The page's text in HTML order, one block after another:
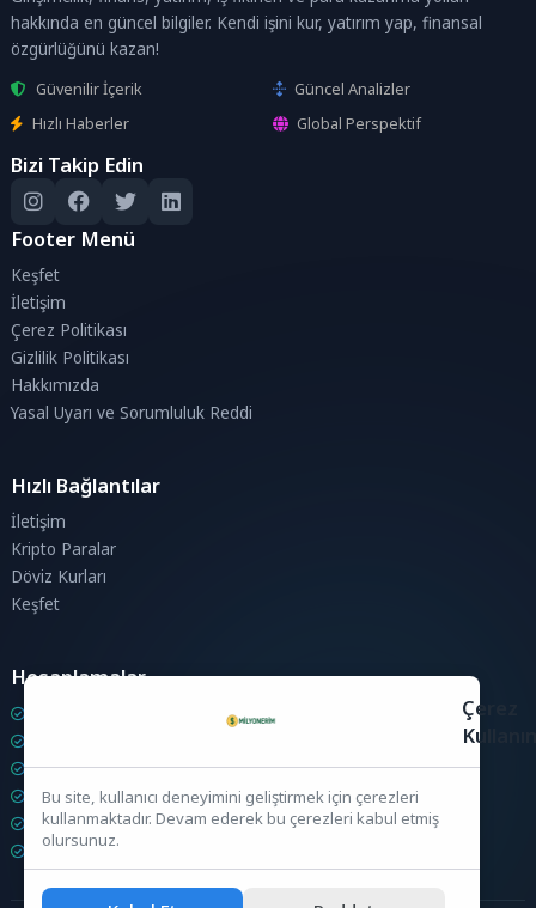
hakkında en güncel bilgiler. Kendi işini kur, yatırım yap, finansal
özgürlüğünü kazan!
Güvenilir İçerik
Güncel Analizler
Hızlı Haberler
Global Perspektif
Bizi Takip Edin
Footer Menü
Keşfet
İletişim
Çerez Politikası
Gizlilik Politikası
Hakkımızda
Yasal Uyarı ve Sorumluluk Reddi
Hızlı Bağlantılar
İletişim
Kripto Paralar
Döviz Kurları
Keşfet
Hesaplamalar
KDV Hesaplama
İndirim Hesaplama
Zam Hesaplama
Bileşik Hesaplama
Çerez
Bu site, kullanıcı deneyimini geliştirmek için çerezleri
kullanmaktadır. Devam ederek bu çerezleri kabul etmiş
olursunuz.